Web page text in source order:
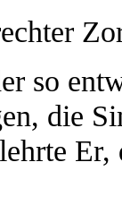
so
die